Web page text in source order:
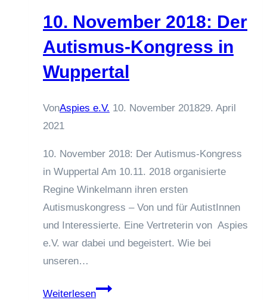
Psychiatrie-
Personalverordnung“
10. November 2018: Der
Autismus-Kongress in
Wuppertal
VonAspies e.V. 10. November 201829. April
2021
10. November 2018: Der Autismus-Kongress
in Wuppertal Am 10.11. 2018 organisierte
Regine Winkelmann ihren ersten
Autismuskongress – Von und für AutistInnen
und Interessierte. Eine Vertreterin von Aspies
e.V. war dabei und begeistert. Wie bei
unseren…
Weiterlesen10.